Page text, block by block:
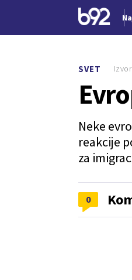
SVET
Neke
reakcije
za
0